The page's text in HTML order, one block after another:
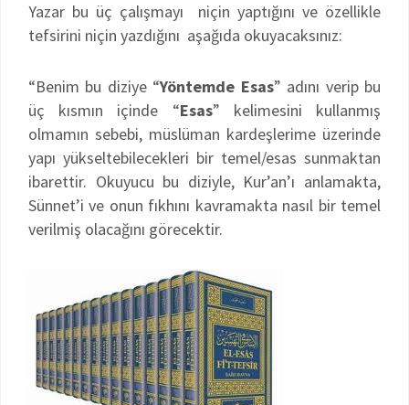
Yazar bu üç çalışmayı niçin yaptığını ve özellikle
tefsirini niçin yazdığını aşağıda okuyacaksınız:
“Benim bu diziye “Yöntemde Esas” adını verip bu
üç kısmın içinde “Esas” kelimesini kullanmış
olmamın sebebi, müslüman kardeşlerime üzerinde
yapı yükseltebilecekleri bir temel/esas sunmaktan
ibarettir. Okuyucu bu diziyle, Kur’an’ı anlamakta,
Sünnet’i ve onun fıkhını kavramakta nasıl bir temel
verilmiş olacağını görecektir.